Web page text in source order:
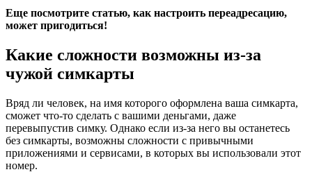
Еще посмотрите статью, как настроить переадресацию,
может пригодиться!
Какие сложности возможны из-за
чужой симкарты
Вряд ли человек, на имя которого оформлена ваша симкарта,
сможет что-то сделать с вашими деньгами, даже
перевыпустив симку. Однако если из-за него вы останетесь
без симкарты, возможны сложности с привычными
приложениями и сервисами, в которых вы использовали этот
номер.